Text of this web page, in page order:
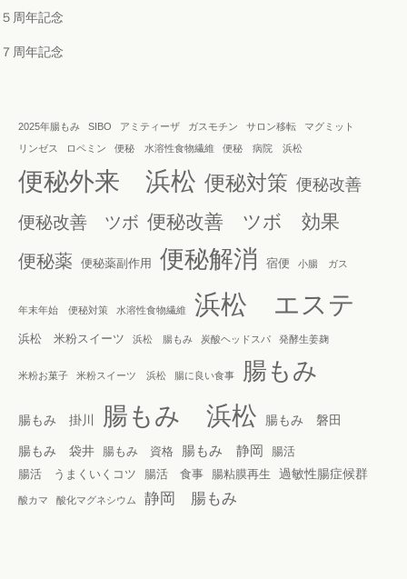
５周年記念
７周年記念
2025年腸もみ SIBO アミティーザ ガスモチン サロン移転
マグミット
リンゼス
ロペミン 便秘 水溶性食物繊維 便秘 病院 浜松
便秘外来 浜松 便秘対策 便秘改善
便秘改善 ツボ 便秘改善 ツボ 効果
便秘薬 便秘薬副作用 便秘解消 宿便 小腸 ガス
年末年始 便秘対策 水溶性食物繊維 浜松 エステ
浜松 米粉スイーツ 浜松 腸もみ 炭酸ヘッドスパ 発酵生姜麹
米粉お菓子 米粉スイーツ 浜松 腸に良い食事 腸もみ
腸もみ 掛川 腸もみ 浜松 腸もみ 磐田
腸もみ 袋井 腸もみ 資格 腸もみ 静岡
腸活
腸活 うまくいくコツ
腸活 食事 腸粘膜再生 過敏性腸症候群
酸カマ 酸化マグネシウム 静岡 腸もみ